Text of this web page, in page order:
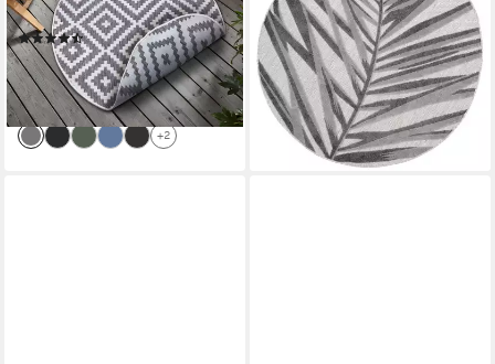
Outdoor, geometrisches Boho
Design
(744)
ab 41,49 € UVP99,99 €
-59%
lieferbar - in 2-3 Werktagen bei dir
+2
& robust
ab 34,99 € UVP50,04 €
-30%
lieferbar - in 4-5 Werktagen bei dir
+3